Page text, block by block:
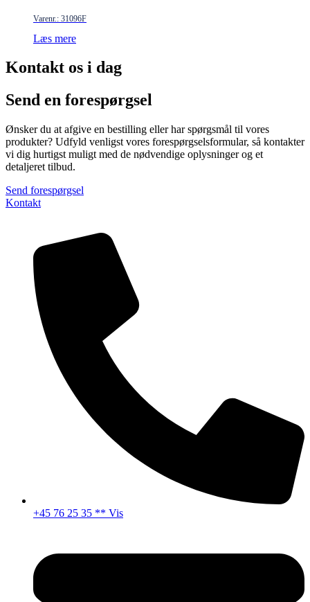
Varenr.: 31096F
Læs mere
Kontakt os i dag
Send en forespørgsel
Ønsker du at afgive en bestilling eller har spørgsmål til vores
produkter? Udfyld venligst vores forespørgselsformular, så kontakter
vi dig hurtigst muligt med de nødvendige oplysninger og et
detaljeret tilbud.
Send forespørgsel
Kontakt
+45 76 25 35 ** Vis